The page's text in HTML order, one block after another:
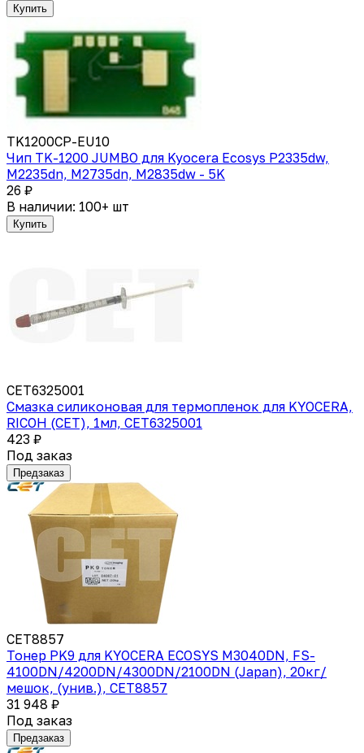
Купить
TK1200CP-EU10
Чип TK-1200 JUMBO для Kyocera Ecosys P2335dw,
M2235dn, M2735dn, M2835dw - 5K
26 ₽
В наличии: 100+ шт
Купить
CET6325001
Смазка силиконовая для термопленок для KYOCERA,
RICOH (CET), 1мл, CET6325001
423 ₽
Под заказ
Предзаказ
CET8857
Тонер PK9 для KYOCERA ECOSYS M3040DN, FS-
4100DN/4200DN/4300DN/2100DN (Japan), 20кг/
мешок, (унив.), CET8857
31 948 ₽
Под заказ
Предзаказ